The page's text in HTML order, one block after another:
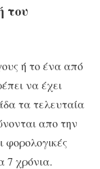
του
ή το ένα από
να έχει
τα τελευταία
απο την
7 χρόνια.